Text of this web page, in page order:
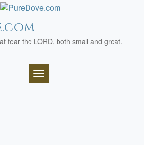
fear the LORD, both small and great.
TOGGLE NAVIGATION